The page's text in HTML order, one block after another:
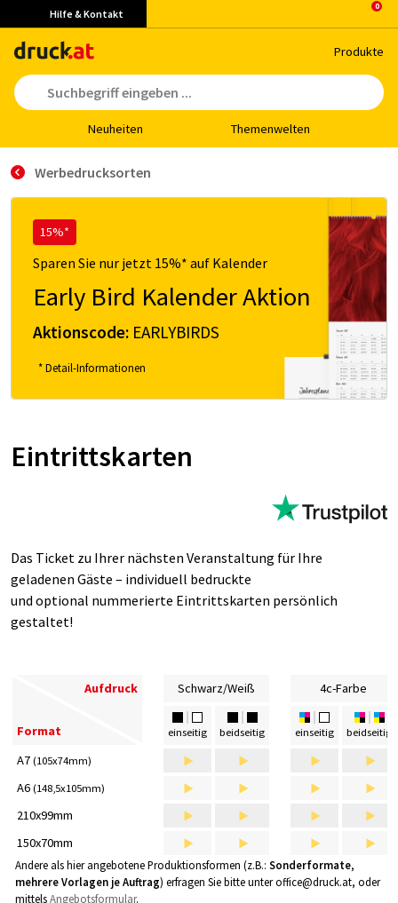
Hilfe & Kontakt
Pro­duk­te
Neu­hei­ten The­men­wel­ten
Werbedrucksorten
15%*
Sparen Sie nur jetzt 15%* auf Kalender
Early Bird Kalender Aktion
Aktionscode: EARLYBIRDS
* Detail-Informationen
Ein­tritts­kar­ten
Das Ticket zu Ihrer nächsten Veranstaltung für Ihre
geladenen Gäste – individuell bedruckte
und optional nummerierte Eintrittskarten persönlich
gestaltet!
Aufdruck
Format
Schwarz/Weiß 4c-Farbe
einseitig beidseitig einseitig beidseitig
A7 (105x74mm) > > >
>
A6 (148,5x105mm) > > >
>
210x99mm
> > >
>
150x70mm
> > > >
Andere als hier angebotene Produktionsformen (z.B.: Sonderformate,
mehrere Vorlagen je Auftrag) erfragen Sie bitte unteroffice@druck.at, oder
mittelsAngebotsformular.